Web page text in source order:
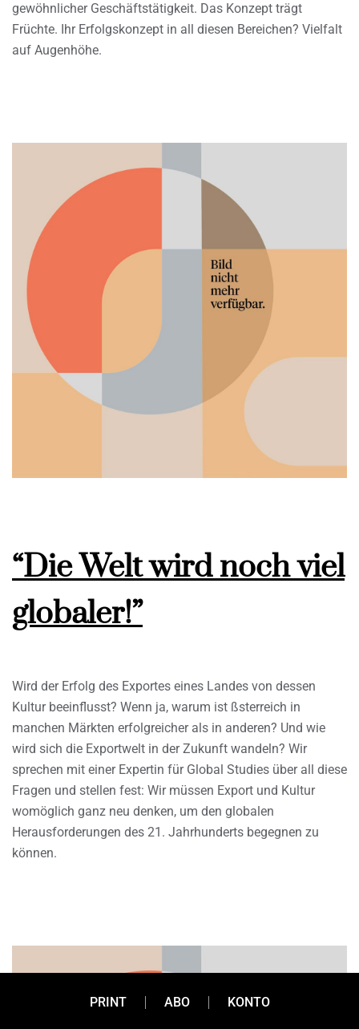
gewöhnlicher Geschäftstätigkeit. Das Konzept trägt
Früchte. Ihr Erfolgskonzept in all diesen Bereichen? Vielfalt
auf Augenhöhe.
“Die Welt wird noch viel
globaler!”
Wird der Erfolg des Exportes eines Landes von dessen
Kultur beeinflusst? Wenn ja, warum ist ßsterreich in
manchen Märkten erfolgreicher als in anderen? Und wie
wird sich die Exportwelt in der Zukunft wandeln? Wir
sprechen mit einer Expertin für Global Studies über all diese
Fragen und stellen fest: Wir müssen Export und Kultur
womöglich ganz neu denken, um den globalen
Herausforderungen des 21. Jahrhunderts begegnen zu
können.
PRINT ABO KONTO